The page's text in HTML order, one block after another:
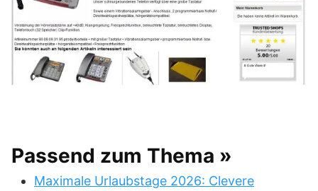
Passend zum Thema »
Maximale Urlaubstage 2026: Clevere